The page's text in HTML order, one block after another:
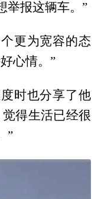
举报这辆车。”
更为宽容的态
心情。”
时也分享了他
得生活已经很
”